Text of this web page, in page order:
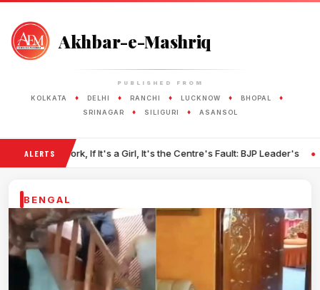
Akhbar-e-Mashriq
PUBLISHED FROM
KOLKATA ♦ DELHI ♦ RANCHI ♦ LUCKNOW ♦ BHOPAL ♦
SRINAGAR ♦ SILIGURI ♦ ASANSOL
ALERTS
If It's a Girl, It's the Centre's Fault: BJP Leader's • Iran Warns
BENGAL